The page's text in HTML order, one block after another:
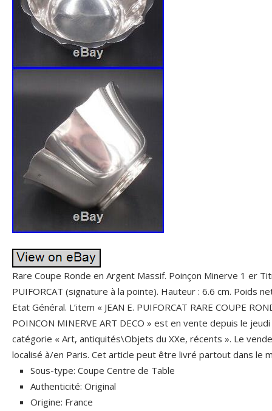
Rare Coupe Ronde en Argent Massif. Poinçon Minerve 1 er
PUIFORCAT (signature à la pointe). Hauteur : 6.6 cm. Poids
Etat Général. L’item « JEAN E. PUIFORCAT RARE COUPE
POINCON MINERVE ART DECO » est en vente depuis le
catégorie « Art, antiquités\Objets du XXe, récents ». Le
localisé à/en Paris. Cet article peut être livré partout dans le
Sous-type: Coupe Centre de Table
Authenticité: Original
Origine: France